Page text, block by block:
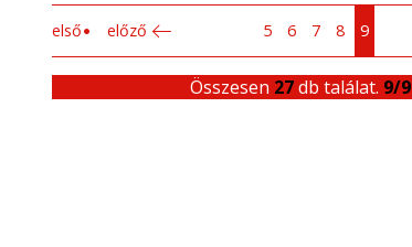
első előző 5 6 7 8 9
Összesen 27db találat. 9/9